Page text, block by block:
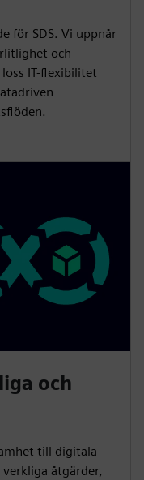
för SDS. Vi uppnår
och
IT-flexibilitet
och
till digitala
åtgärder,